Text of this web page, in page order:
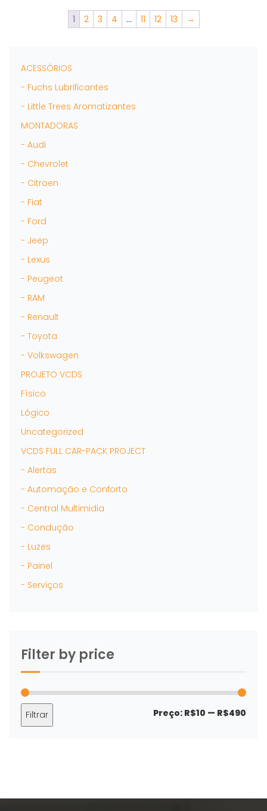
1 2 3 4 … 11 12 13 →
ACESSÓRIOS
- Fuchs Lubrificantes
- Little Trees Aromatizantes
MONTADORAS
- Audi
- Chevrolet
- Citroen
- Fiat
- Ford
- Jeep
- Lexus
- Peugeot
- RAM
- Renault
- Toyota
- Volkswagen
PROJETO VCDS
Físico
Lógico
Uncategorized
VCDS FULL CAR-PACK PROJECT
- Alertas
- Automação e Conforto
- Central Multimidia
- Condução
- Luzes
- Painel
- Serviços
Filter by price
Filtrar Preço: R$10 — R$490